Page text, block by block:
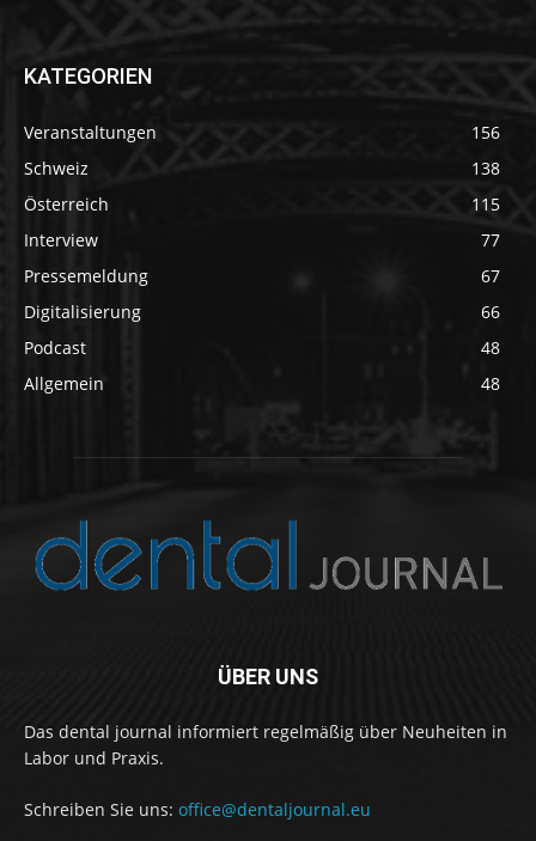
KATEGORIEN
Veranstaltungen
156
Schweiz
138
Österreich
115
Interview
77
Pressemeldung
67
Digitalisierung
66
Podcast
48
Allgemein
48
ÜBER UNS
Das dental journal informiert regelmäßig über Neuheiten in
Labor und Praxis.
Schreiben Sie uns: office@dentaljournal.eu